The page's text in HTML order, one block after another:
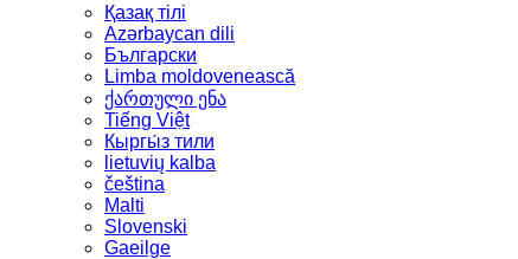
Қазақ тілі
Azərbaycan dili
Български
Limba moldovenească
ქართული ენა
Tiếng Việt
Кыргы́з тили
lietuvių kalba
čeština
Malti
Slovenski
Gaeilge